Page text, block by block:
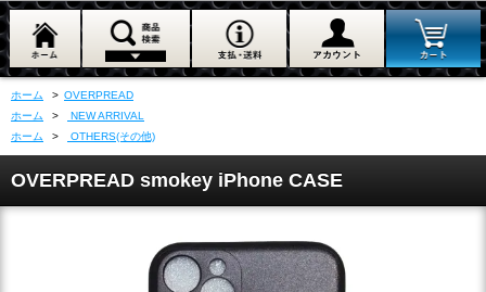
ホーム > OVERPREAD
ホーム
>
NEW ARRIVAL
ホーム
> OTHERS(その他)
OVERPREAD smokey iPhone CASE